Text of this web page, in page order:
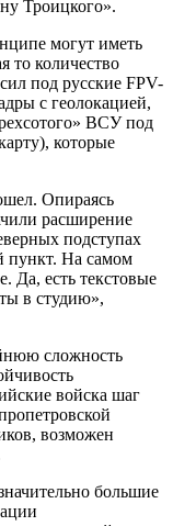
Троицкого».
могут иметь
то количество
под русские FPV-
с геолокацией,
ВСУ под
которые
Опираясь
расширение
подступах
пункт. На самом
Да, есть текстовые
в студию»,
сложность
войска шаг
возможен
большие